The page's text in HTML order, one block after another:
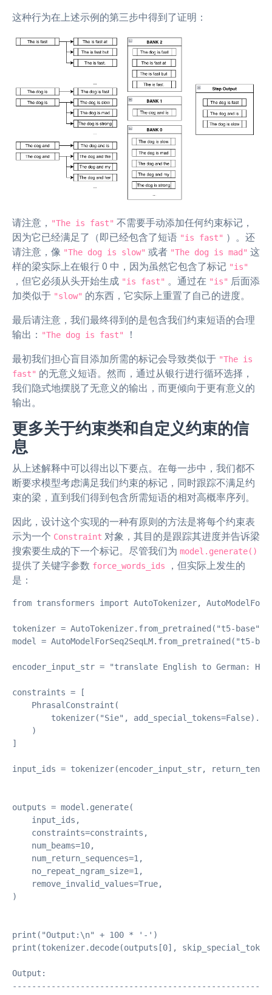
这种行为在上述示例的第三步中得到了证明：
请注意， "The is fast" 不需要手动添加任何约束标记，
因为它已经满足了（即已经包含了短语 "is fast" ）。还
请注意，像 "The dog is slow" 或者 "The dog is mad" 这
样的梁实际上在银行 0 中，因为虽然它包含了标记 "is"
，但它必须从头开始生成 "is fast" 。通过在 "is" 后面添
加类似于 "slow" 的东西，它实际上重置了自己的进度。
最后请注意，我们最终得到的是包含我们约束短语的合理
输出： "The dog is fast"
！
最初我们担心盲目添加所需的标记会导致类似于 "The is
fast" 的无意义短语。然而，通过从银行进行循环选择，
我们隐式地摆脱了无意义的输出，而更倾向于更有意义的
输出。
更多关于约束类和自定义约束的信
息
从上述解释中可以得出以下要点。在每一步中，我们都不
断要求模型考虑满足我们约束的标记，同时跟踪不满足约
束的梁，直到我们得到包含所需短语的相对高概率序列。
因此，设计这个实现的一种有原则的方法是将每个约束表
示为一个 Constraint 对象，其目的是跟踪其进度并告诉梁
搜索要生成的下一个标记。尽管我们为 model.generate()
提供了关键字参数 force_words_ids
，但实际上发生的
是：
from transformers import AutoTokenizer,
tokenizer = AutoTokenizer.from_pretrained("t5-base")
model = AutoModelForSeq2SeqLM.from_pretrained("t5-
encoder_input_str = "translate English to German:
constraints = [
    PhrasalConstraint(
tokenizer("Sie",
    )
]
input_ids = tokenizer(encoder_input_str,
outputs = model.generate(
    input_ids,
    constraints=constraints,
    num_beams=10,
    num_return_sequences=1,
    no_repeat_ngram_size=1,
    remove_invalid_values=True,
)
print("Output:\n" + 100 * '-')
print(tokenizer.decode(outputs[0],
Output: